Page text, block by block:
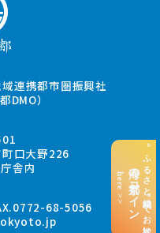
“ふるさと納税”でお支払い
海の京都コイン
here >>
連携都市圏振興社
DMO）
口大野226
舎内
68-5056